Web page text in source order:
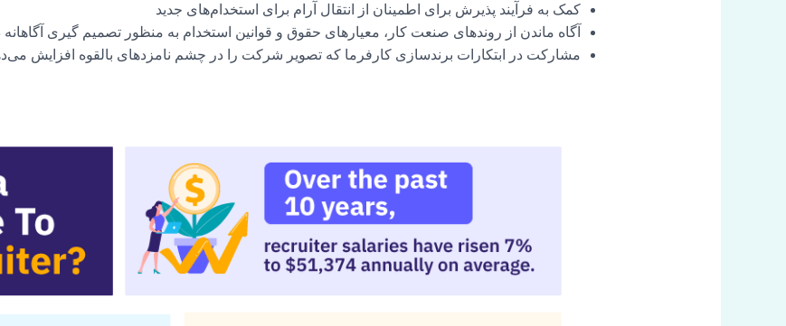
کمک به فرآیند پذیرش برای اطمینان از انتقال آرام برای استخدام‌های جدید
آگاه ماندن از روندهای صنعت کار، معیارهای حقوق و قوانین استخدام به منظور تصمیم گیری
مشارکت در ابتکارات برندسازی کارفرما که تصویر شرکت را در چشم نامزدهای بالقوه افزایش